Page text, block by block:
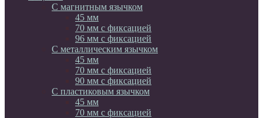
С магнитным язычком
45 мм
70 мм c фиксацией
96 мм с фиксацией
С металлическим язычком
45 мм
70 мм c фиксацией
90 мм с фиксацией
С пластиковым язычком
45 мм
70 мм c фиксацией